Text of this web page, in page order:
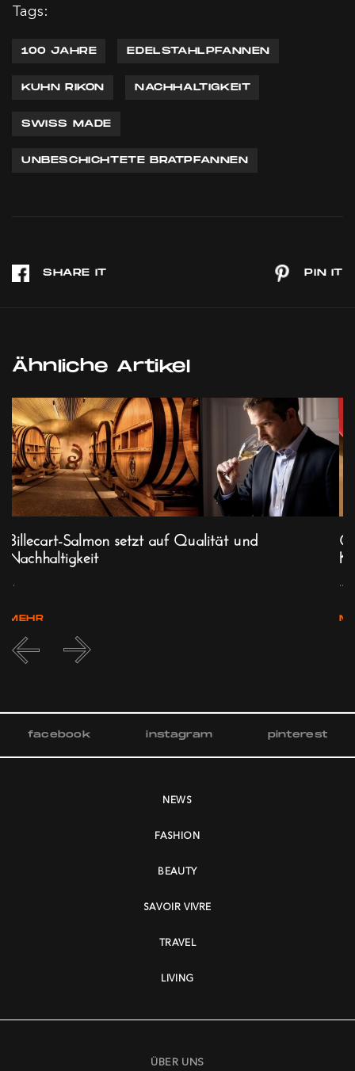
Tags:
100 JAHRE EDELSTAHLPFANNEN
KUHN RIKON NACHHALTIGKEIT
SWISS MADE
UNBESCHICHTETE BRATPFANNEN
Ähnliche Artikel
Billecart-Salmon setzt auf Qualität und
Nachhaltigkeit
...
MEHR
...
facebook instagram pinterest
NEWS
FASHION
BEAUTY
SAVOIR VIVRE
TRAVEL
LIVING
ÜBER UNS